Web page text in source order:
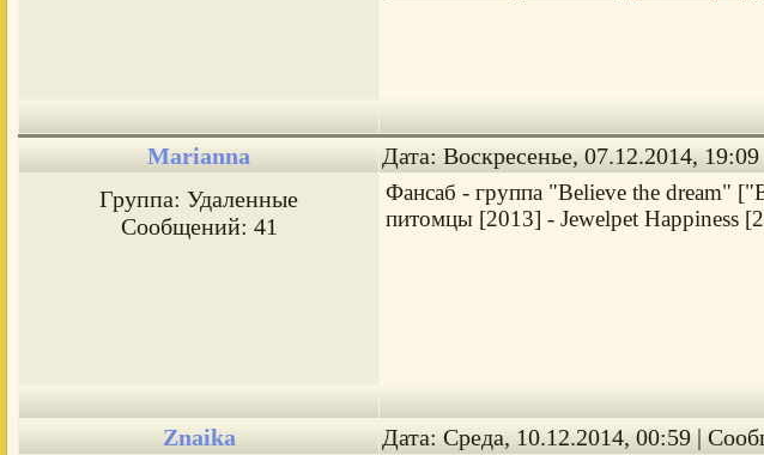
Marianna Дата: Воскресенье, 07.12.2014,
Группа: Удаленные
Сообщений: 41
Фансаб - группа "Believe the dream"
питомцы [2013] - Jewelpet Happiness
Znaika Дата: Среда, 10.12.2014, 00:59 |